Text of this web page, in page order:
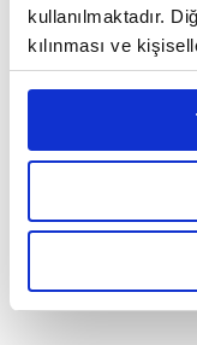
kullanılmaktadır.
kılınması ve
reklam/pazarlama
Çerezlere ilişkin
belirleyebilirsiniz.
Ayarlar butonuna
Metnimizi ziyaret
okumak ve sitemizi